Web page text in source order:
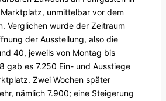
unmittelbar vor dem
Verglichen wurde der Zeitraum
der Ausstellung, also die
40, jeweils von Montag bis
gab es 7.250 Ein- und Ausstiege
Zwei Wochen später
nämlich 7.900; eine Steigerung